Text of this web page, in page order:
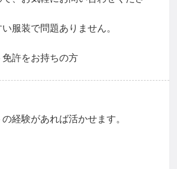
服装で問題ありません。
免許をお持ちの方
経験があれば活かせます。